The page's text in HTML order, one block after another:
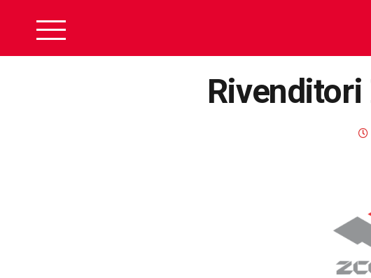
Rivenditori